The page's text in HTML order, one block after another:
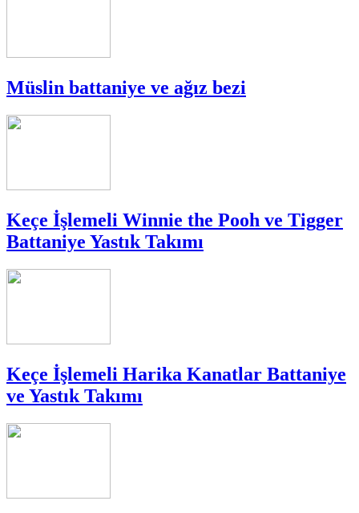
Müslin battaniye ve ağız bezi
Keçe İşlemeli Winnie the Pooh ve Tigger
Battaniye Yastık Takımı
Keçe İşlemeli Harika Kanatlar Battaniye
ve Yastık Takımı